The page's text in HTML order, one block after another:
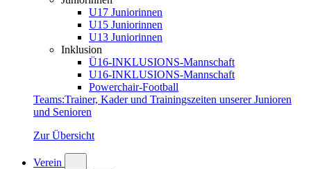
U17 Juniorinnen
U15 Juniorinnen
U13 Juniorinnen
Inklusion
Ü16-INKLUSIONS-Mannschaft
U16-INKLUSIONS-Mannschaft
Powerchair-Football
Teams:Trainer, Kader und Trainingszeiten unserer Junioren
und Senioren
Zur Übersicht
Verein